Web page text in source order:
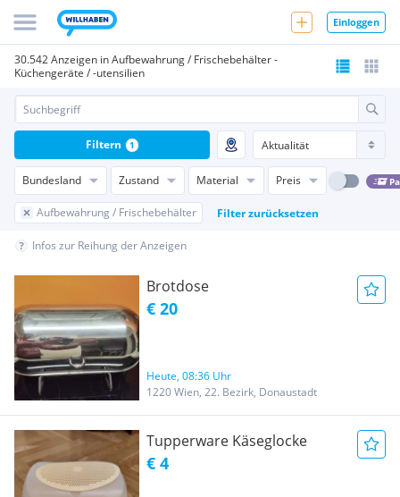
Einloggen
30.542 Anzeigen in Aufbewahrung / Frischebehälter -
Küchengeräte / -utensilien
Bundesland Zustand Material Preis
Aufbewahrung / Frischebehälter Filter zurücksetzen
Filtern 1
Infos zur Reihung der Anzeigen
Brotdose
€ 20
Heute, 08:36 Uhr
1220 Wien, 22. Bezirk, Donaustadt
Tupperware Käseglocke
€ 4